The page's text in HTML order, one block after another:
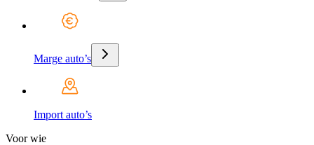
Marge auto’s
Import auto’s
Voor wie